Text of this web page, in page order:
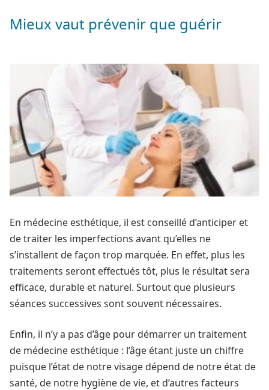
Mieux vaut prévenir que guérir
En médecine esthétique, il est conseillé d’anticiper et
de traiter les imperfections avant qu’elles ne
s’installent de façon trop marquée. En effet, plus les
traitements seront effectués tôt, plus le résultat sera
efficace, durable et naturel. Surtout que plusieurs
séances successives sont souvent nécessaires.
Enfin, il n’y a pas d’âge pour démarrer un traitement
de médecine esthétique : l’âge étant juste un chiffre
puisque l’état de notre visage dépend de notre état de
santé, de notre hygiène de vie, et d’autres facteurs